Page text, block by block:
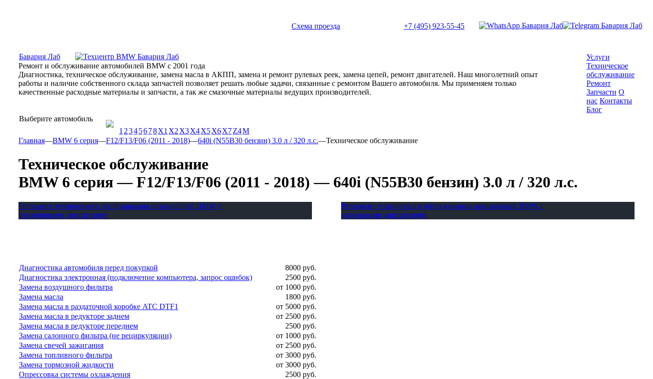
Схема проезда +7 (495) 923-55-45
Бавария Лаб
Ремонт и обслуживание автомобилей BMW с 2001 года
Диагностика, техническое обслуживание, замена масла в АКПП, замена и ремонт рулевых реек, замена цепей, ремонт двигателей. Наш многолетний опыт
работы и наличие собственного склада запчастей позволяет решать любые задачи, связанные с ремонтом Вашего автомобиля. Мы применяем только
качественные расходные материалы и запчасти, а так же смазочные материалы ведущих производителей.
Услуги
Техническое
обслуживание
Ремонт
Запчасти О
нас Контакты
Блог
Выберите автомобиль
1 2345678X1 X2 X3X4X5X6X7Z4М
Главная—BMW 6 серия—F12/F13/F06 (2011 - 2018)—640i (N55B30 бензин) 3.0 л / 320 л.с.—Техническое обслуживание
Техническое обслуживание
BMW 6 серия — F12/F13/F06 (2011 - 2018) — 640i (N55B30 бензин) 3.0 л / 320 л.с.
Регламент технического обслуживания автомобилей BMW с
бензиновыми двигателями
Регламент технического обслуживания автомобилей BMW с
дизельными двигателями
Диагностика автомобиля перед покупкой
8000 руб.
Диагностика электронная (подключение компьютера, запрос ошибок)
2500 руб.
Замена воздушного фильтра
от 1000 руб.
Замена масла
1800 руб.
Замена масла в раздаточной коробке ATC DTF1
от 5000 руб.
Замена масла в редукторе заднем
от 2500 руб.
Замена масла в редукторе переднем
2500 руб.
Замена салонного фильтра (не рециркуляции)
от 1000 руб.
Замена свечей зажигания
от 2500 руб.
Замена топливного фильтра
от 3000 руб.
Замена тормозной жидкости
от 3000 руб.
Опрессовка системы охлаждения
2500 руб.